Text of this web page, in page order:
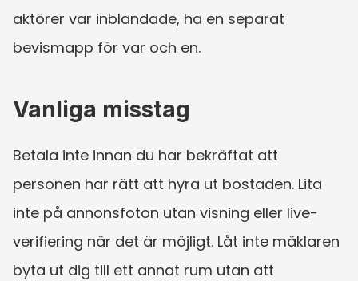
aktörer var inblandade, ha en separat
bevismapp för var och en.
Vanliga misstag
Betala inte innan du har bekräftat att
personen har rätt att hyra ut bostaden. Lita
inte på annonsfoton utan visning eller live-
verifiering när det är möjligt. Låt inte mäklaren
byta ut dig till ett annat rum utan att